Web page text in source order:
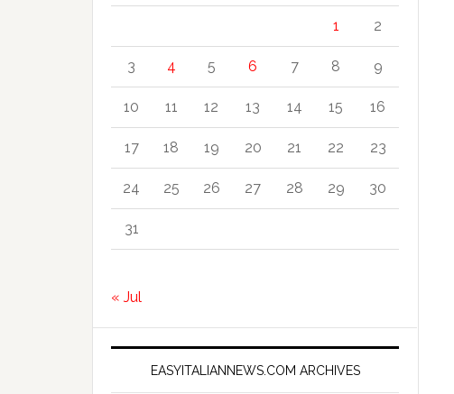
1 2
3 4 5 6 7 8 9
10 11 12 13 14 15 16
17 18 19 20 21 22 23
24 25 26 27 28 29 30
31
« Jul
EASYITALIANNEWS.COM ARCHIVES